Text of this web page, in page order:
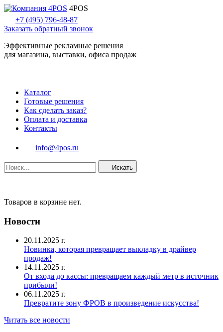
4POS
+7 (495) 796-48-87
Заказать обратный звонок
Эффективные рекламные решения
для магазина, выставки, офиса продаж
Каталог
Готовые решения
Как сделать заказ?
Оплата и доставка
Контакты
info@4pos.ru
Искать
Товаров в корзине нет.
Новости
20.11.2025 г.
Новинка, которая превращает выкладку в драйвер
продаж!
14.11.2025 г.
От входа до кассы: превращаем каждый метр в источник
прибыли!
06.11.2025 г.
Превратите зону ФРОВ в произведение искусства!
Читать все новости